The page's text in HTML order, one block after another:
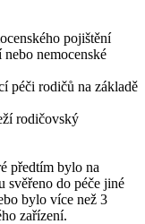
pojištění
nemocenské
péči rodičů na základě
rodičovský
předtím bylo na
svěřeno do péče jiné
bylo více než 3
zařízení.